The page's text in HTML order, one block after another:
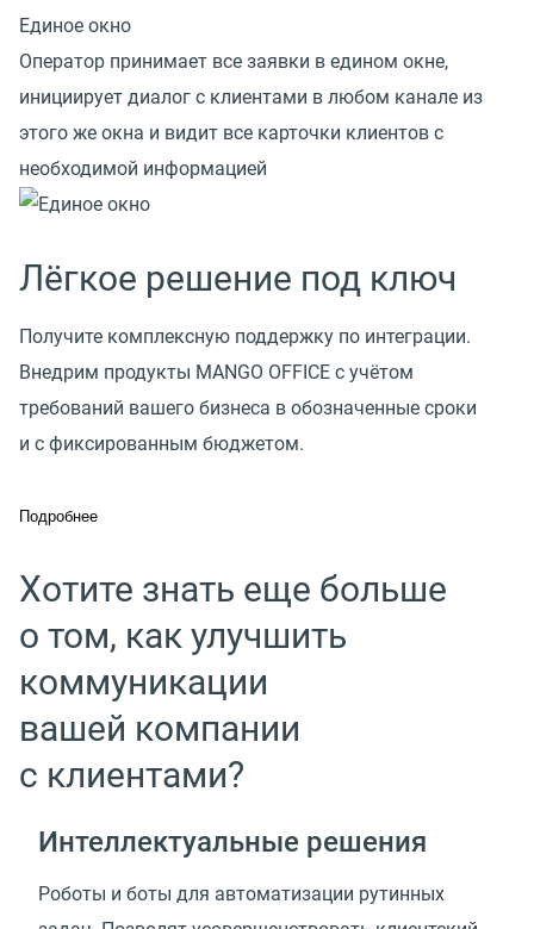
Единое окно
Оператор принимает все заявки в едином окне,
инициирует диалог с клиентами в любом канале из
этого же окна и видит все карточки клиентов с
необходимой информацией
Лёгкое решение под ключ
Получите комплексную поддержку по интеграции.
Внедрим продукты MANGO OFFICE с учётом
требований вашего бизнеса в обозначенные сроки
и с фиксированным бюджетом.
Подробнее
Хотите знать еще больше
о том, как улучшить
коммуникации
вашей компании
с клиентами?
Интеллектуальные решения
Роботы и боты для автоматизации рутинных